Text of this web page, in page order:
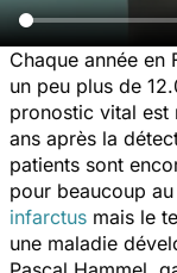
Chaque année en
un peu plus de
pronostic vital est
ans après la
patients sont
pour beaucoup
infarctus mais le
une maladie